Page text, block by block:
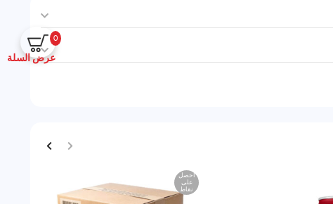
0
عرض السلة
احصل
على
نقاط